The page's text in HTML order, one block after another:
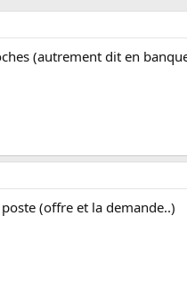
(autrement dit en
(offre et la demande..)